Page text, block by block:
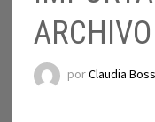
porClaudia